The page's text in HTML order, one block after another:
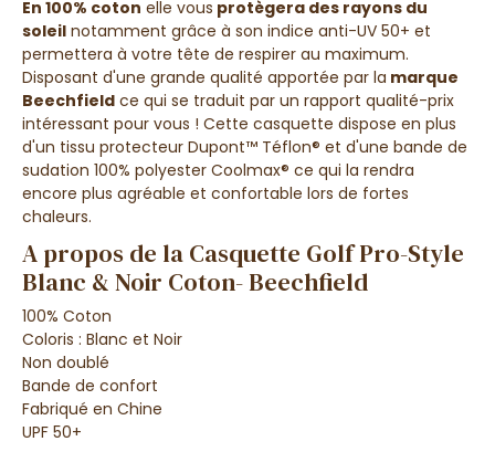
En 100% coton elle vous protègera des rayons du
soleil notamment grâce à son indice anti-UV 50+ et
permettera à votre tête de respirer au maximum.
Disposant d'une grande qualité apportée par la marque
Beechfield ce qui se traduit par un rapport qualité-prix
intéressant pour vous ! Cette casquette dispose en plus
d'un tissu protecteur Dupont™ Téflon® et d'une bande de
sudation 100% polyester Coolmax® ce qui la rendra
encore plus agréable et confortable lors de fortes
chaleurs.
A propos de la Casquette Golf Pro-Style
Blanc & Noir Coton- Beechfield
100% Coton
Coloris : Blanc et Noir
Non doublé
Bande de confort
Fabriqué en Chine
UPF 50+